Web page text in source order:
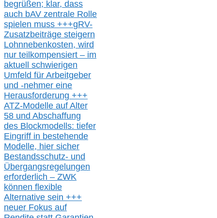
begrüßen; klar, dass
auch bAV zentrale Rolle
spielen muss +++gRV-
Zusatzbeiträge steigern
Lohnnebenkosten, wird
nur teilkompensiert – im
aktuell schwierigen
Umfeld für Arbeitgeber
und -nehmer eine
Herausforderung +++
ATZ-Modelle auf Alter
58 und Abschaffung
des Blockmodells: tiefer
Eingriff in bestehende
Modelle, hier sicher
Bestandsschutz- und
Übergangsregelungen
erforderlich – ZWK
können flexible
Alternative sein +++
neuer Fokus auf